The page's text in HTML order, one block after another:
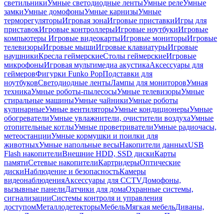
светильникиУмные светодиодные лентыУмные релеУмные
замкиУмные домофоныУмные карнизыУмные
терморегуляторыИгровая зонаИгровые приставкиИгры для
приставокИгровые контроллерыИгровые ноутбукиИгровые
компьютеры Игровые видеокартыИгровые мониторыИгровые
телевизорыИгровые мышиИгровые клавиатурыИгровые
наушникиКресла геймерскиеСтолы геймерскиеИгровые
микрофоныИгровая мультимедиа акустикаАксессуары для
геймеровФигурки Funko PopПодставки для
ноутбуковСветодиодные лентыЛампы для мониторовУмная
техникаУмные роботы-пылесосыУмные телевизорыУмные
стиральные машиныУмные чайникиУмные роботы
кулинарныеУмные вентиляторыУмные кондиционерыУмные
обогревателиУмные увлажнители, очистители воздухаУмные
отопительные котлыУмные проветривателиУмные радиочасы,
метеостанцииУмные кормушки и поилки для
животныхУмные напольные весыНакопители данныхUSB
Flash накопителиВнешние HDD, SSD дискиКарты
памятиСетевые накопителиКартридерыОптические
дискиНаблюдение и безопасностьКамеры
видеонаблюденияАксессуары для CCTVДомофоны,
вызывные панелиДатчики для домаОхранные системы,
сигнализацииСистемы контроля и управления
доступомМеталлодетекторыМебельМягкая мебельДиваны,